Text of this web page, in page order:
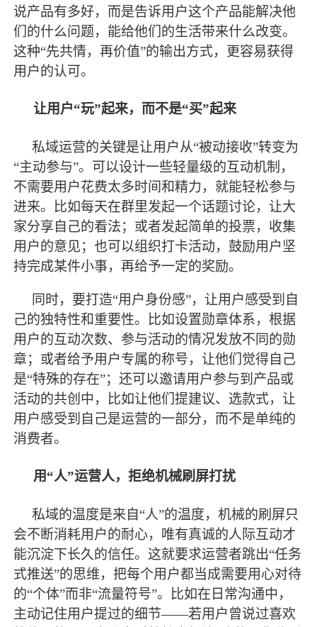
说产品有多好，而是告诉用户这个产品能解决他
们的什么问题，能给他们的生活带来什么改变。
这种“先共情，再价值”的输出方式，更容易获得
用户的认可。
让用户“玩”起来，而不是“买”起来
私域运营的关键是让用户从“被动接收”转变为
“主动参与”。可以设计一些轻量级的互动机制，
不需要用户花费太多时间和精力，就能轻松参与
进来。比如每天在群里发起一个话题讨论，让大
家分享自己的看法；或者发起简单的投票，收集
用户的意见；也可以组织打卡活动，鼓励用户坚
持完成某件小事，再给予一定的奖励。
同时，要打造“用户身份感”，让用户感受到自
己的独特性和重要性。比如设置勋章体系，根据
用户的互动次数、参与活动的情况发放不同的勋
章；或者给予用户专属的称号，让他们觉得自己
是“特殊的存在”；还可以邀请用户参与到产品或
活动的共创中，比如让他们提建议、选款式，让
用户感受到自己是运营的一部分，而不是单纯的
消费者。
用“人”运营人，拒绝机械刷屏打扰
私域的温度是来自“人”的温度，机械的刷屏只
会不断消耗用户的耐心，唯有真诚的人际互动才
能沉淀下长久的信任。这就要求运营者跳出“任务
式推送”的思维，把每个用户都当成需要用心对待
的“个体”而非“流量符号”。比如在日常沟通中，
主动记住用户提过的细节——若用户曾说过喜欢